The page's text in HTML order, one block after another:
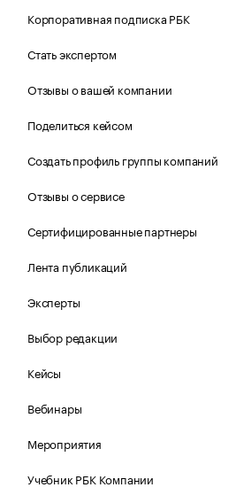
Корпоративная подписка РБК
Стать экспертом
Отзывы о вашей компании
Поделиться кейсом
Создать профиль группы компаний
Отзывы о сервисе
Сертифицированные партнеры
Лента публикаций
Эксперты
Выбор редакции
Кейсы
Вебинары
Мероприятия
Учебник РБК Компании